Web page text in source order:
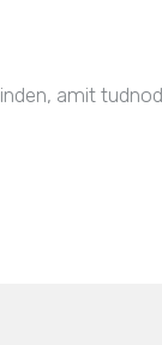
amit